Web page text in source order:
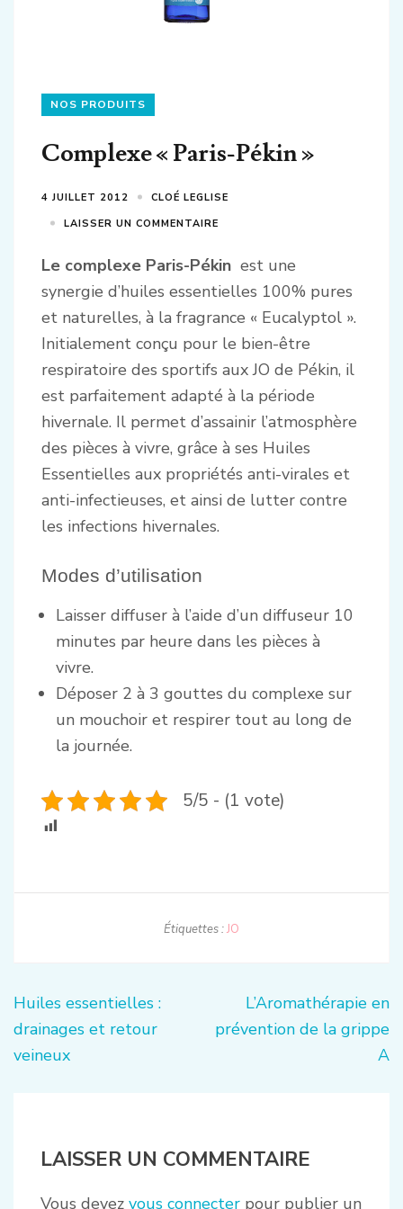
NOS PRODUITS
Complexe « Paris-Pékin »
4 JUILLET 2012
CLOÉ LEGLISE
LAISSER UN COMMENTAIRE
Le complexe Paris-Pékin est une
synergie d’huiles essentielles 100% pures
et naturelles, à la fragrance « Eucalyptol ».
Initialement conçu pour le bien-être
respiratoire des sportifs aux JO de Pékin, il
est parfaitement adapté à la période
hivernale. Il permet d’assainir l’atmosphère
des pièces à vivre, grâce à ses Huiles
Essentielles aux propriétés anti-virales et
anti-infectieuses, et ainsi de lutter contre
les infections hivernales.
Modes d’utilisation
Laisser diffuser à l’aide d’un diffuseur 10
minutes par heure dans les pièces à
vivre.
Déposer 2 à 3 gouttes du complexe sur
un mouchoir et respirer tout au long de
la journée.
5/5 - (1 vote)
Étiquettes :JO
Navigation
de
l’article
Huiles essentielles :
drainages et retour
veineux
L’Aromathérapie en
prévention de la grippe
A
LAISSER UN COMMENTAIRE
Vous devez vous connecter pour publier un